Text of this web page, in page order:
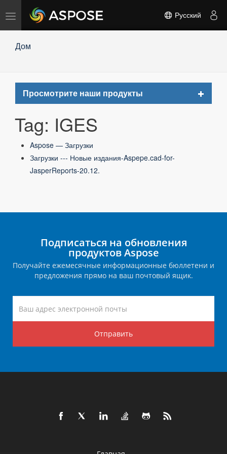
Переключить
навигацию
Русский
Дом
Просмотрите наши продукты
Toggle
Tag: IGES
Aspose — Загрузки
Загрузки --- Новые издания-Aspepe.cad-for-
JasperReports-20.12.
Подписаться на обновления
продуктов Aspose
Получайте ежемесячные информационные бюллетени и
предложения прямо на ваш почтовый ящик.
Отправить